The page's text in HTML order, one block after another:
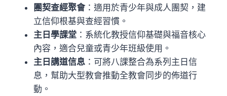
團契查經聚會：適用於青少年與成人團契，建
立信仰根基與查經習慣。
主日學課堂 ：系統化教授信仰基礎與福音核心
內容，適合兒童或青少年班級使用。
主日講道信息 ：可將八課整合為系列主日信
息，幫助大型教會推動全教會同步的佈道行
動。